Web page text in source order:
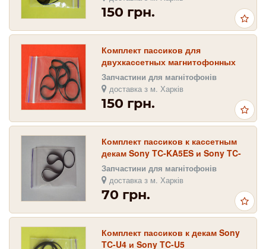
150 грн.
Комплект пассиков для
двухкассетных магнитофонных
дек SONY TC-WE , SONY TC-WR
Запчастини для магнітофонів
доставка з м. Харків
150 грн.
Комплект пассиков к кассетным
декам Sony TC-KA5ES и Sony TC-
KA7ES
Запчастини для магнітофонів
доставка з м. Харків
70 грн.
Комплект пассиков к декам Sony
TC-U4 и Sony TC-U5